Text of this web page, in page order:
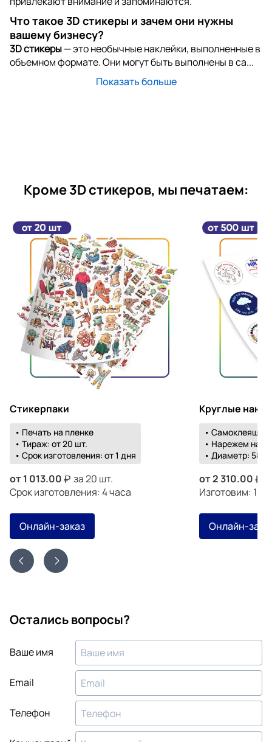
Что такое 3D стикеры и зачем они нужны
вашему бизнесу?
3D стикеры— это необычные наклейки, выполненные в
объемном формате. Они могут быть выполнены в са...
Показать больше
Кроме 3D стикеров, мы печатаем:
Стикерпаки
• Печать на пленке
• Тираж: от 20 шт.
• Срок изготовления: от 1 дня
от 1 013.00
за 20 шт.
Срок изготовления: 4 часа
Онлайн-заказ
Круглые
•
• Нарежем на
• Диаметр: 58-
от2 310.00
Изготовим: 19
Онлайн-
Остались вопросы?
Ваше имя
Email
Телефон